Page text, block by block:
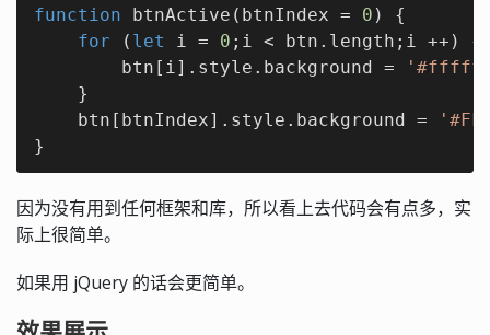
function
btnActive ( btnIndex = 0 ) {
for ( let i = 0 ;i < btn.length;i ++) {
        btn[i].style.background =
    }
    btn[btnIndex].style.background =
}
因为没有用到任何框架和库，所以看上去代码会有点多，实
际上很简单。
如果用 jQuery 的话会更简单。